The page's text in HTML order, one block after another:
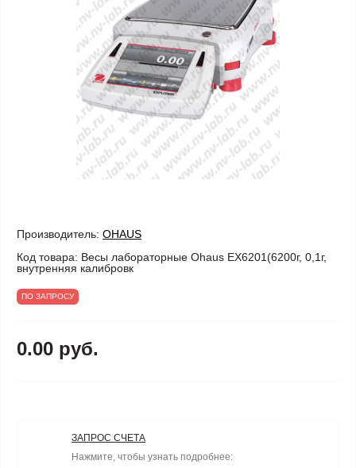
Производитель: OHAUS
Код товара: Весы лабораторные Ohaus EX6201(6200г, 0,1г,
внутренняя калибровк
ПО ЗАПРОСУ
0.00 руб.
ЗАПРОС СЧЕТА
Нажмите, чтобы узнать подробнее: